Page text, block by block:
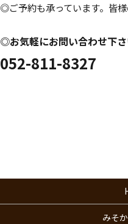
◎ご予約も承っています。皆様
◎お気軽にお問い合わせ下
052-811-8327
みそ